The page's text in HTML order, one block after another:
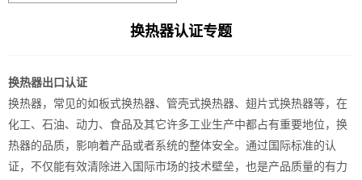
换热器认证专题
换热器出口认证
换热器，常见的如板式换热器、管壳式换热器、翅片式换热器等，在
化工、石油、动力、食品及其它许多工业生产中都占有重要地位，换
热器的品质，影响着产品或者系统的整体安全。通过国际标准的认
证，不仅能有效清除进入国际市场的技术壁垒，也是产品质量的有力